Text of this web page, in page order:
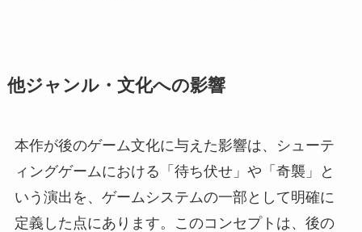
他ジャンル・文化への影響
本作が後のゲーム文化に与えた影響は、シューテ
ィングゲームにおける「待ち伏せ」や「奇襲」と
いう演出を、ゲームシステムの一部として明確に
定義した点にあります。このコンセプトは、後の